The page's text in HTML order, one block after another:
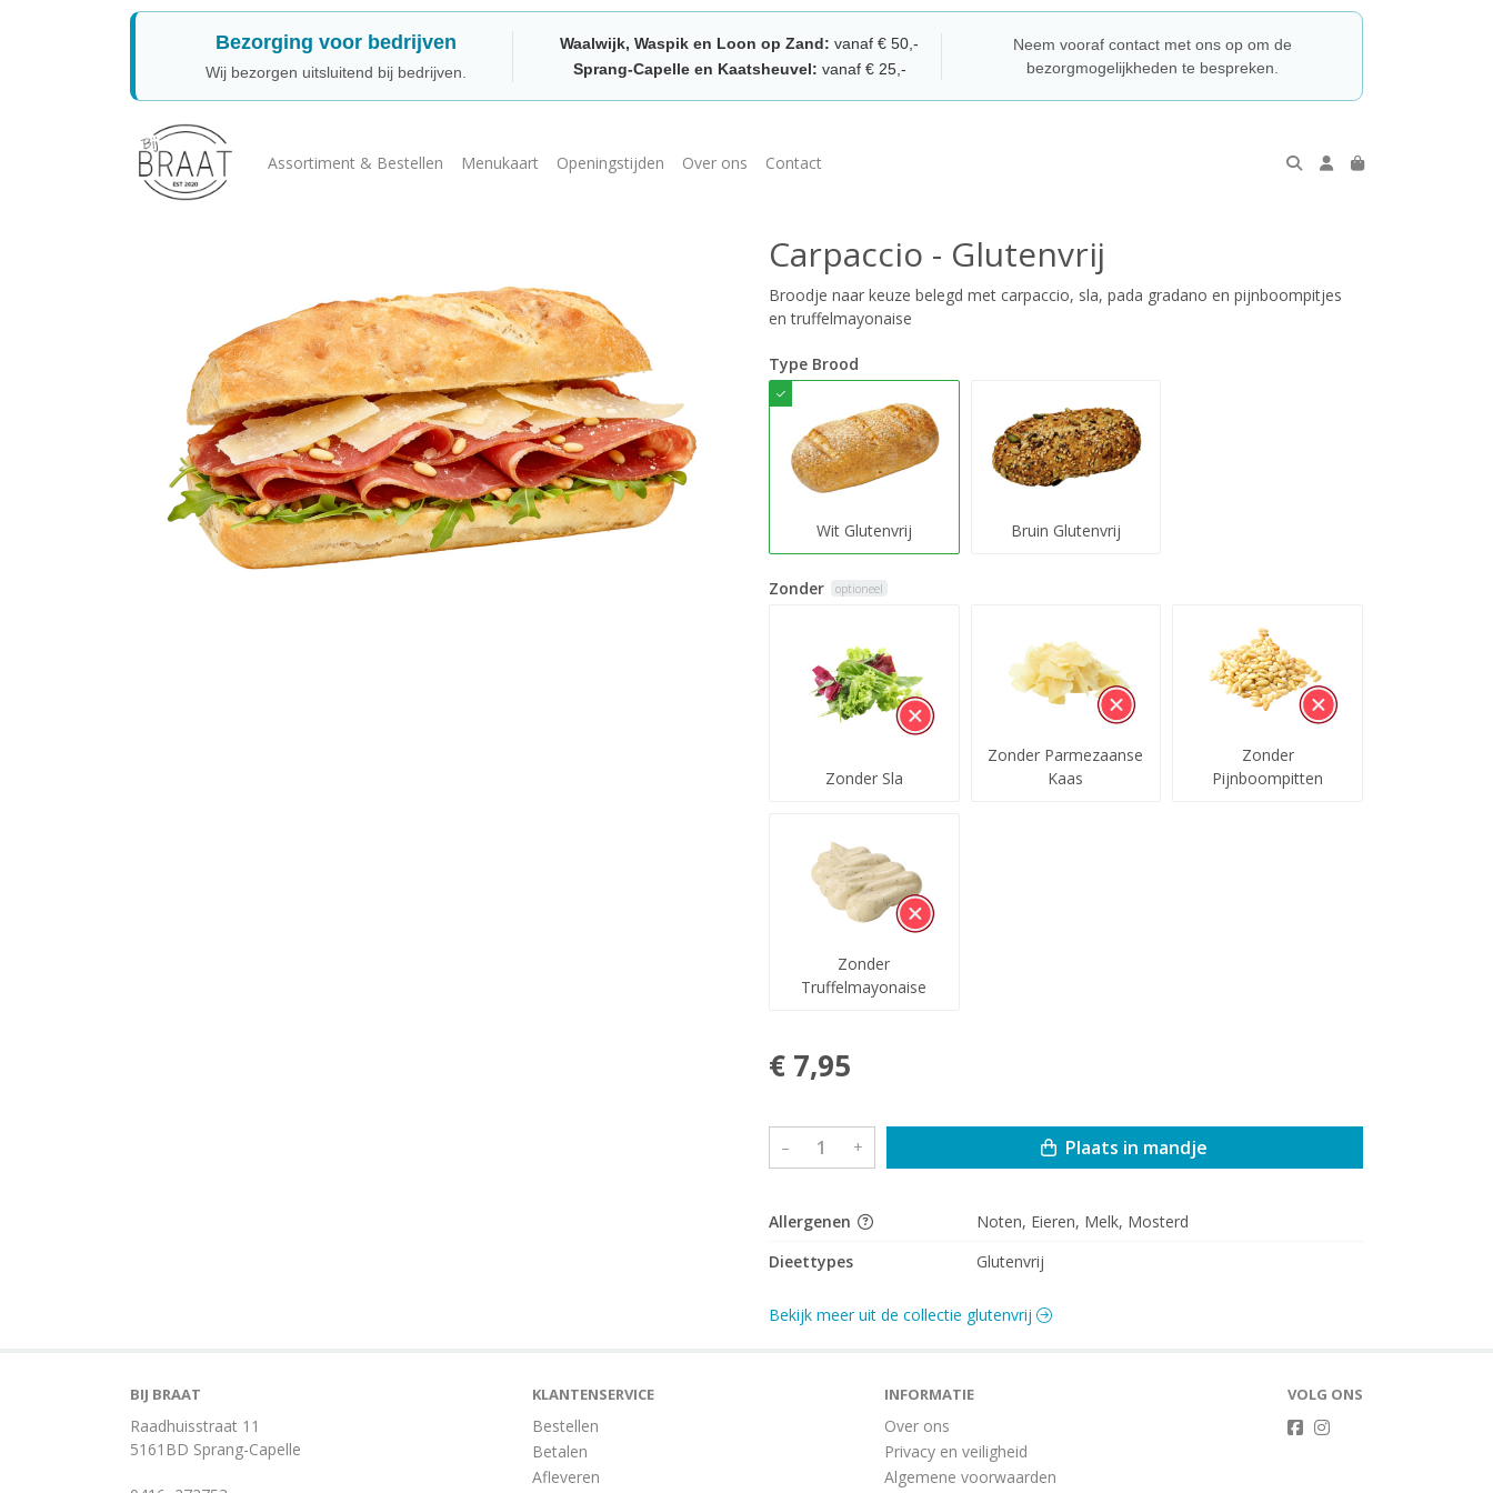
Bezorging voor bedrijven
Wij bezorgen uitsluitend bij bedrijven.
Waalwijk, Waspik en Loon op Zand: vanaf € 50,-
Sprang-Capelle en Kaatsheuvel: vanaf € 25,-
Neem vooraf contact met ons op om de
bezorgmogelijkheden te bespreken.
Assortiment & Bestellen Menukaart Openingstijden Over ons Contact
Carpaccio - Glutenvrij
Broodje naar keuze belegd met carpaccio, sla, pada gradano en pijnboompitjes
en truffelmayonaise
Type Brood
Wit Glutenvrij Bruin Glutenvrij
Zonder optioneel
Zonder Sla
Zonder Parmezaanse
Kaas
Zonder
Pijnboompitten
Zonder
Truffelmayonaise
€ 7,95
– + Plaats in mandje
Allergenen
Noten, Eieren, Melk, Mosterd
Dieettypes
Glutenvrij
Bekijk meer uit de collectie glutenvrij
BIJ BRAAT
Raadhuisstraat 11
5161BD Sprang-Capelle
KLANTENSERVICE
Bestellen
Betalen
Afleveren
INFORMATIE
Over ons
Privacy en veiligheid
Algemene voorwaarden
VOLG ONS